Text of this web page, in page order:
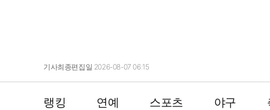
기사최종편집일 2026-08-07 06:15
랭킹 연예 스포츠 야구